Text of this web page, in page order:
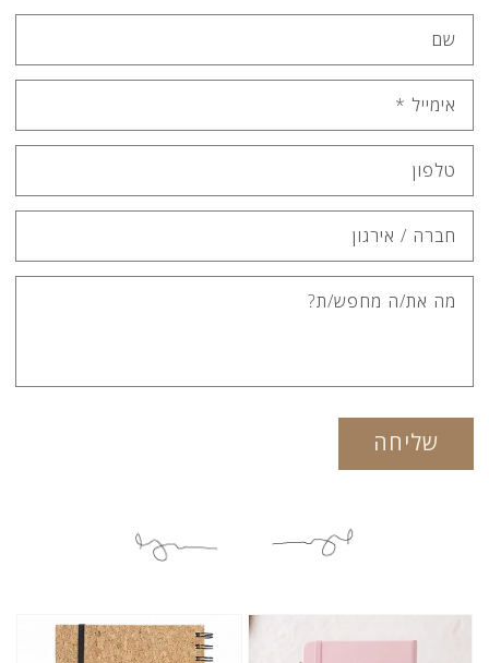
שם
אימייל *
טלפון
חברה / אירגון
מה את/ה מחפש/ת?
שליחה